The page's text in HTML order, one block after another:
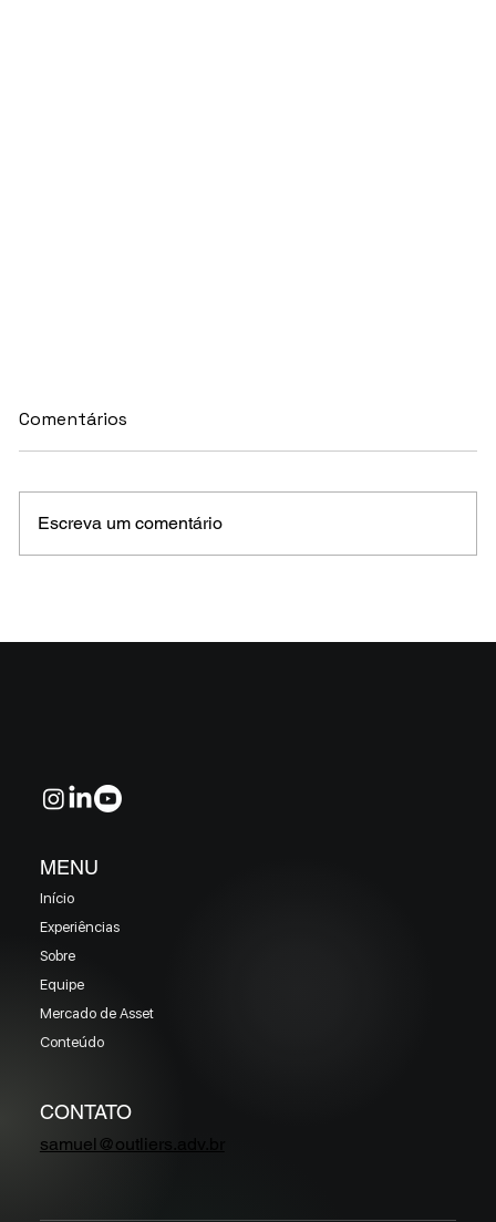
Comentários
Escreva um comentário
Início
Experiências
Sobre
Equipe
Mercado de Asset
Conteúdo
MENU
samuel@outliers.adv.br
CONTATO